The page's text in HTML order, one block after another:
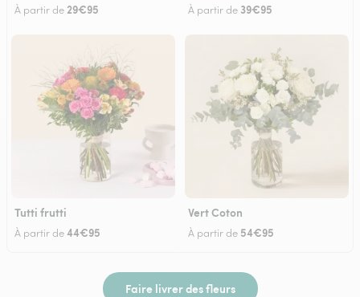
À partir de29€95 À partir de 39€95
Tutti frutti
À partir de44€95
Vert Coton
À partir de 54€95
Faire livrer des fleurs